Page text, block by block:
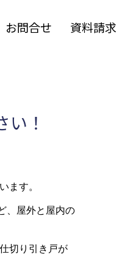
お問合せ 資料請求
！
ます。
、屋外と屋内の
切り引き戸が